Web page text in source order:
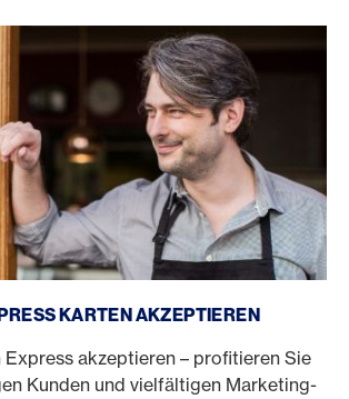
KARTEN AKZEPTIEREN
akzeptieren – profitieren Sie
Kunden und vielfältigen Marketing-